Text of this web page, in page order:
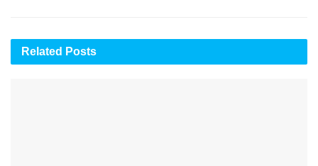
Related Posts